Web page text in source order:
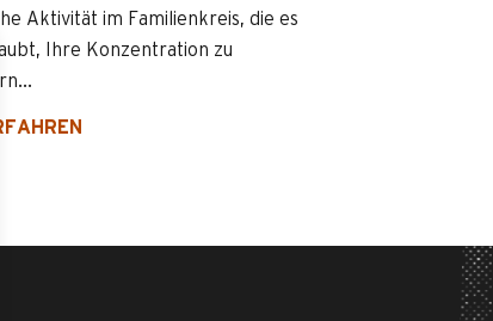
Aktivität im Familienkreis, die es
Ihre Konzentration zu